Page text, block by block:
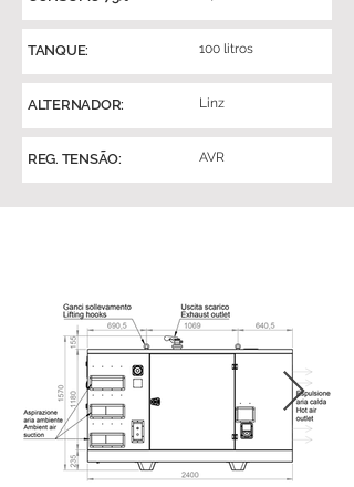
TANQUE: 100 litros
ALTERNADOR: Linz
REG. TENSÃO: AVR